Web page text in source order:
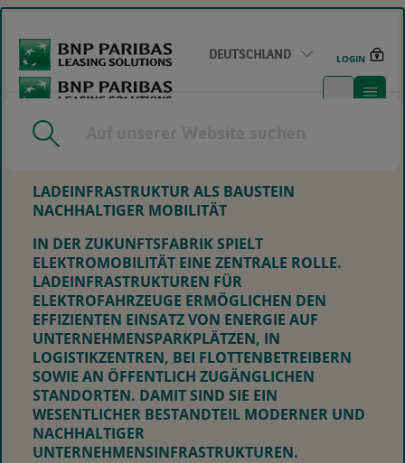
MAIN
CONTENT
DEUTSCHLAND LOGIN
HOME
LADEINFRASTRUKTUR ALS BAUSTEIN
NACHHALTIGER MOBILITÄT
IN DER ZUKUNFTSFABRIK SPIELT
ELEKTROMOBILITÄT EINE ZENTRALE ROLLE.
LADEINFRASTRUKTUREN FÜR
ELEKTROFAHRZEUGE ERMÖGLICHEN DEN
EFFIZIENTEN EINSATZ VON ENERGIE AUF
UNTERNEHMENSPARKPLÄTZEN, IN
LOGISTIKZENTREN, BEI FLOTTENBETREIBERN
SOWIE AN ÖFFENTLICH ZUGÄNGLICHEN
STANDORTEN. DAMIT SIND SIE EIN
WESENTLICHER BESTANDTEIL MODERNER UND
NACHHALTIGER
UNTERNEHMENSINFRASTRUKTUREN.